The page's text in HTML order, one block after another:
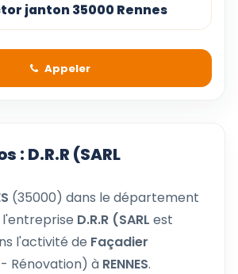
janton 35000 Rennes
Appeler
: D.R.R (SARL
(35000) dans le département
l'entreprise D.R.R (SARL est
l'activité de Façadier
Rénovation) à RENNES.